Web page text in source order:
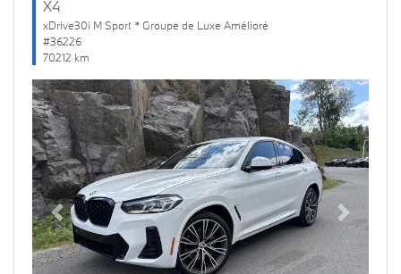
X4
xDrive30i M Sport * Groupe de Luxe Amélioré
#36226
70212 km
Previous Next